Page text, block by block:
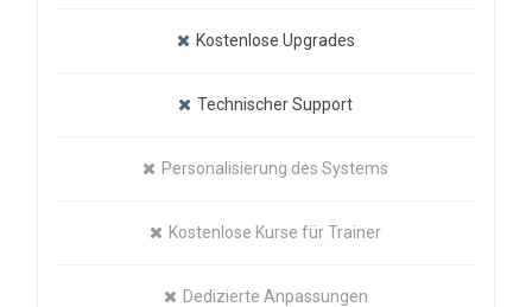
Kostenlose Upgrades
Technischer Support
Personalisierung des Systems
Kostenlose Kurse für Trainer
Dedizierte Anpassungen